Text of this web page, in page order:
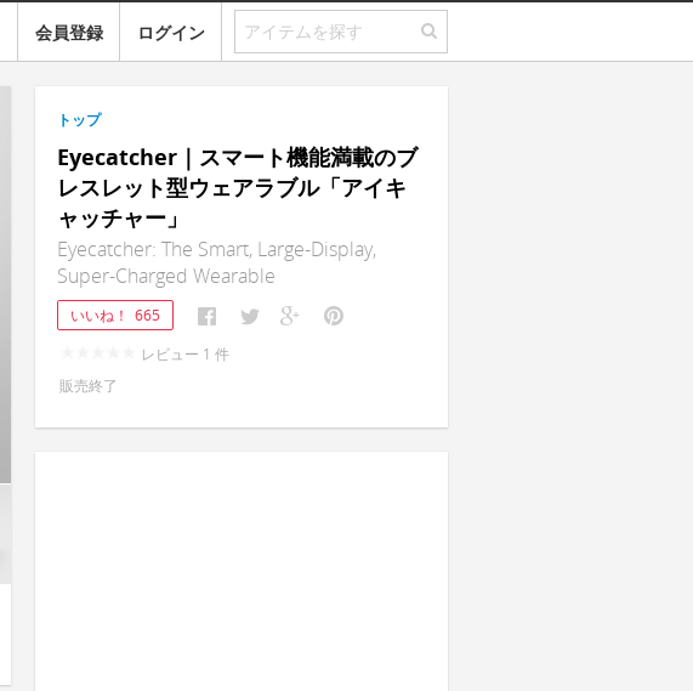
会員登録 ログイン
トップ
Eyecatcher｜スマート機能満載のブ
レスレット型ウェアラブル「アイキ
ャッチャー」
Eyecatcher: The Smart, Large-Display,
Super-Charged Wearable
いいね！ 665
レビュー 1 件
販売終了